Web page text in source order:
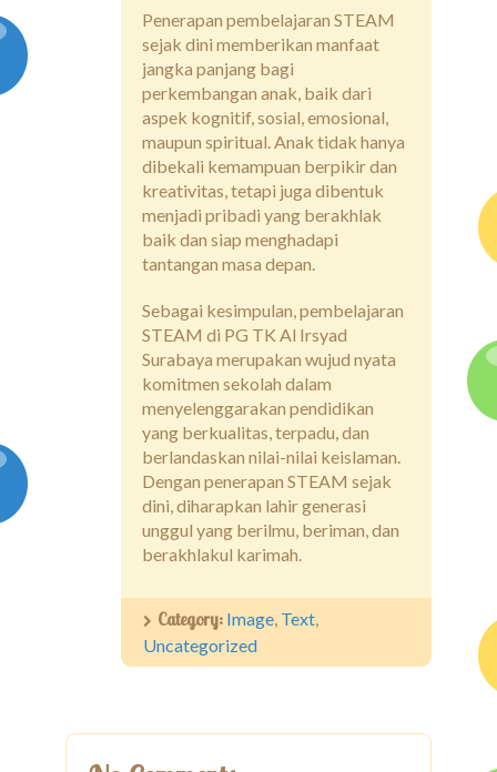
Penerapan pembelajaran STEAM
sejak dini memberikan manfaat
jangka panjang bagi
perkembangan anak, baik dari
aspek kognitif, sosial, emosional,
maupun spiritual. Anak tidak hanya
dibekali kemampuan berpikir dan
kreativitas, tetapi juga dibentuk
menjadi pribadi yang berakhlak
baik dan siap menghadapi
tantangan masa depan.
Sebagai kesimpulan, pembelajaran
STEAM di PG TK Al Irsyad
Surabaya merupakan wujud nyata
komitmen sekolah dalam
menyelenggarakan pendidikan
yang berkualitas, terpadu, dan
berlandaskan nilai-nilai keislaman.
Dengan penerapan STEAM sejak
dini, diharapkan lahir generasi
unggul yang berilmu, beriman, dan
berakhlakul karimah.
Category: Image, Text,
Uncategorized